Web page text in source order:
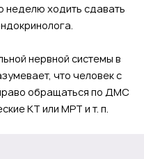
неделю ходить сдавать
нервной системы в
что человек с
обращаться по ДМС
КТ или МРТ и т. п.